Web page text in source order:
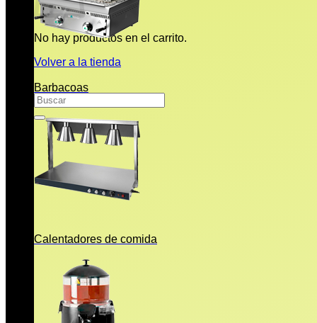
No hay productos en el carrito.
Volver a la tienda
Buscar
por:
Barbacoas
Calentadores de comida